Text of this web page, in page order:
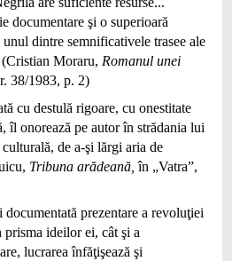
documentare şi o superioară
dintre semnificativele trasee ale
Moraru, Romanul unei
38/1983, p. 2)
cu destulă rigoare, cu onestitate
îl onorează pe autor în strădania lui
de a-şi lărgi aria de
Tribuna arădeană, în „Vatra”,
documentată prezentare a revoluţiei
ideilor ei, cât şi a
lucrarea înfăţişează şi